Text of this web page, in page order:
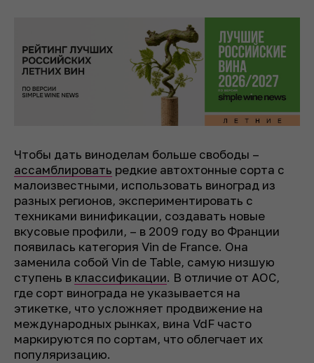
Чтобы дать виноделам больше свободы –
ассамблировать редкие автохтонные сорта с
малоизвестными, использовать виноград из
разных регионов, экспериментировать с
техниками винификации, создавать новые
вкусовые профили, – в 2009 году во Франции
появилась категория Vin de France. Она
заменила собой Vin de Table, самую низшую
ступень в классификации. В отличие от AOC,
где сорт винограда не указывается на
этикетке, что усложняет продвижение на
международных рынках, вина VdF часто
маркируются по сортам, что облегчает их
популяризацию.